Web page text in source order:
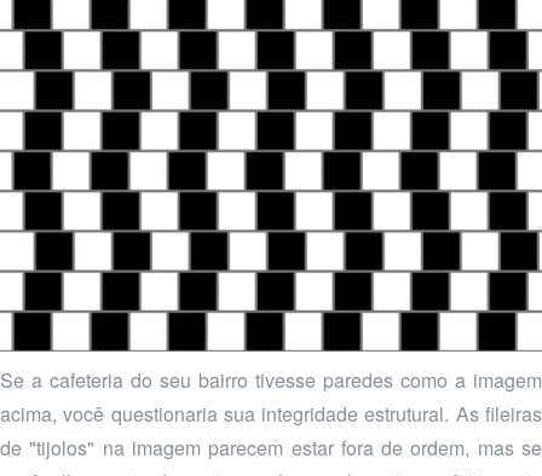
Se a cafeteria do seu bairro tivesse paredes como a imagem
acima, você questionaria sua integridade estrutural. As fileiras
de "tijolos" na imagem parecem estar fora de ordem, mas se